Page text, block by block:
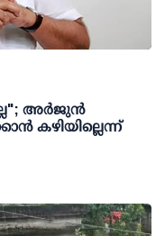
അർജുൻ
കഴിയില്ലെന്ന്